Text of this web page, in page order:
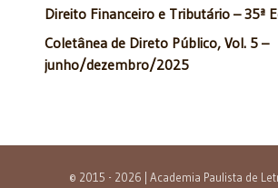
Direito Financeiro e Tributário – 35ª
Coletânea de Direto Público, Vol. 5 –
junho/dezembro/2025
© 2015 - 2026 | Academia Paulista de